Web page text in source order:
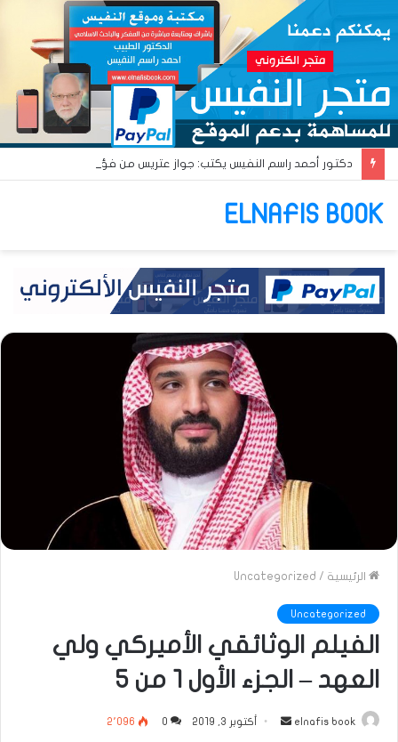
ELNAFIS BOOK
الرئيسية /
Uncategorized
Uncategorized
الفيلم الوثائقي الأميركي ولي
العهد – الجزء الأول ١ من ٥
elnafis book
أرسل
أكتوبر 3, 2019 0 2٬096